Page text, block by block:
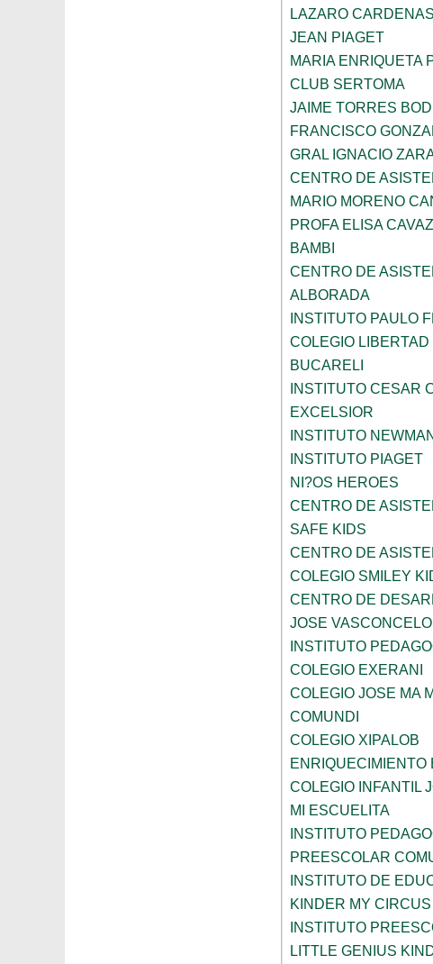
LAZARO CARDENAS
JEAN PIAGET
MARIA ENRIQUETA
CLUB SERTOMA
JAIME TORRES
FRANCISCO
GRAL IGNACIO
CENTRO DE
MARIO MORENO
PROFA ELISA
BAMBI
CENTRO DE
ALBORADA
INSTITUTO PAULO
COLEGIO LIBERTAD
BUCARELI
INSTITUTO CESAR
EXCELSIOR
INSTITUTO
INSTITUTO PIAGET
NI?OS HEROES
CENTRO DE
SAFE KIDS
CENTRO DE
COLEGIO SMILEY
CENTRO DE
JOSE
INSTITUTO
COLEGIO EXERANI
COLEGIO JOSE MA
COMUNDI
COLEGIO XIPALOB
ENRIQUECIMIENTO
COLEGIO INFANTIL
MI ESCUELITA
INSTITUTO
PREESCOLAR
INSTITUTO DE
KINDER MY CIRCUS
INSTITUTO
LITTLE GENIUS